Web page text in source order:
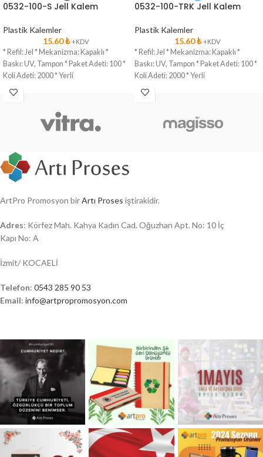
0532-100-S Jell Kalem
Plastik Kalemler
15.60₺ +KDV
* Refil: Jel * Mekanizma: Kapaklı *
Baskı: UV, Tampon * Paket Adeti: 100 *
Koli Adeti: 2000 * Yerli
0532-100-TRK Jell Kalem
Plastik Kalemler
15.60₺ +KDV
* Refil: Jel * Mekanizma: Kapaklı *
Baskı: UV, Tampon * Paket Adeti: 100 *
Koli Adeti: 2000 * Yerli
ArtPro Promosyon birArtı Proses iştirakidir.
Adres: Körfez Mah. Kahya Kadın Cad. Oğuzhan Apt. No: 10 İç
Kapı No: A
İzmit/ KOCAELİ
Telefon: 0543 285 90 53
Email: info@artpropromosyon.com